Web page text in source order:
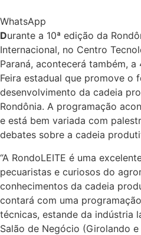
WhatsApp
Durante a 10ª edição da
Internacional, no Centro
Paraná, acontecerá também, a
Feira estadual que promove o
desenvolvimento da cadeia
Rondônia. A programação
e está bem variada com
debates sobre a cadeia
“A RondoLEITE é uma
pecuaristas e curiosos do
conhecimentos da cadeia
contará com uma
técnicas, estande da indústria
Salão de Negócio (Girolando